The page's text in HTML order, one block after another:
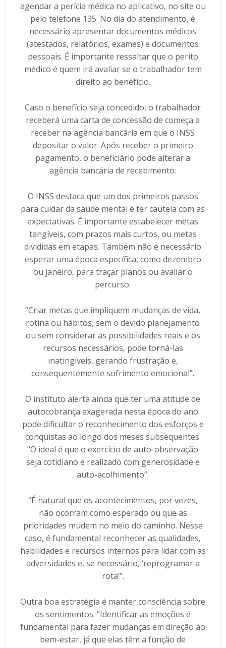
agendar a perícia médica no aplicativo, no site ou
pelo telefone 135. No dia do atendimento, é
necessário apresentar documentos médicos
(atestados, relatórios, exames) e documentos
pessoais. É importante ressaltar que o perito
médico é quem irá avaliar se o trabalhador tem
direito ao benefício.
Caso o benefício seja concedido, o trabalhador
receberá uma carta de concessão de começa a
receber na agência bancária em que o INSS
depositar o valor. Após receber o primeiro
pagamento, o beneficiário pode alterar a
agência bancária de recebimento.
O INSS destaca que um dos primeiros passos
para cuidar da saúde mental é ter cautela com as
expectativas. É importante estabelecer metas
tangíveis, com prazos mais curtos, ou metas
divididas em etapas. Também não é necessário
esperar uma época específica, como dezembro
ou janeiro, para traçar planos ou avaliar o
percurso.
“Criar metas que impliquem mudanças de vida,
rotina ou hábitos, sem o devido planejamento
ou sem considerar as possibilidades reais e os
recursos necessários, pode torná-las
inatingíveis, gerando frustração e,
consequentemente sofrimento emocional”.
O instituto alerta ainda que ter uma atitude de
autocobrança exagerada nesta época do ano
pode dificultar o reconhecimento dos esforços e
conquistas ao longo dos meses subsequentes.
“O ideal é que o exercício de auto-observação
seja cotidiano e realizado com generosidade e
auto-acolhimento”.
“É natural que os acontecimentos, por vezes,
não ocorram como esperado ou que as
prioridades mudem no meio do caminho. Nesse
caso, é fundamental reconhecer as qualidades,
habilidades e recursos internos para lidar com as
adversidades e, se necessário, ‘reprogramar a
rota’”.
Outra boa estratégia é manter consciência sobre
os sentimentos. “Identificar as emoções é
fundamental para fazer mudanças em direção ao
bem-estar, já que elas têm a função de